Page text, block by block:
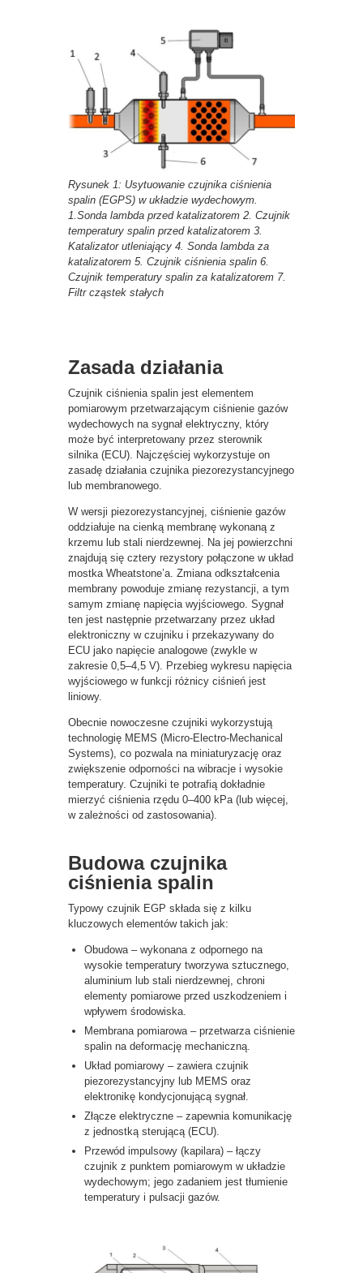
Rysunek 1: Usytuowanie czujnika ciśnienia
spalin (EGPS) w układzie wydechowym.
1.Sonda lambda przed katalizatorem 2. Czujnik
temperatury spalin przed katalizatorem 3.
Katalizator utleniający 4. Sonda lambda za
katalizatorem 5. Czujnik ciśnienia spalin 6.
Czujnik temperatury spalin za katalizatorem 7.
Filtr cząstek stałych
Zasada działania
Czujnik ciśnienia spalin jest elementem
pomiarowym przetwarzającym ciśnienie gazów
wydechowych na sygnał elektryczny, który
może być interpretowany przez sterownik
silnika (ECU). Najczęściej wykorzystuje on
zasadę działania czujnika piezorezystancyjnego
lub membranowego.
W wersji piezorezystancyjnej, ciśnienie gazów
oddziałuje na cienką membranę wykonaną z
krzemu lub stali nierdzewnej. Na jej powierzchni
znajdują się cztery rezystory połączone w układ
mostka Wheatstone’a. Zmiana odkształcenia
membrany powoduje zmianę rezystancji, a tym
samym zmianę napięcia wyjściowego. Sygnał
ten jest następnie przetwarzany przez układ
elektroniczny w czujniku i przekazywany do
ECU jako napięcie analogowe (zwykle w
zakresie 0,5–4,5 V). Przebieg wykresu napięcia
wyjściowego w funkcji różnicy ciśnień jest
liniowy.
Obecnie nowoczesne czujniki wykorzystują
technologię MEMS (Micro-Electro-Mechanical
Systems), co pozwala na miniaturyzację oraz
zwiększenie odporności na wibracje i wysokie
temperatury. Czujniki te potrafią dokładnie
mierzyć ciśnienia rzędu 0–400 kPa (lub więcej,
w zależności od zastosowania).
Budowa czujnika
ciśnienia spalin
Typowy czujnik EGP składa się z kilku
kluczowych elementów takich jak:
Obudowa – wykonana z odpornego na
wysokie temperatury tworzywa sztucznego,
aluminium lub stali nierdzewnej, chroni
elementy pomiarowe przed uszkodzeniem i
wpływem środowiska.
Membrana pomiarowa – przetwarza ciśnienie
spalin na deformację mechaniczną.
Układ pomiarowy – zawiera czujnik
piezorezystancyjny lub MEMS oraz
elektronikę kondycjonującą sygnał.
Złącze elektryczne – zapewnia komunikację
z jednostką sterującą (ECU).
Przewód impulsowy (kapilara) – łączy
czujnik z punktem pomiarowym w układzie
wydechowym; jego zadaniem jest tłumienie
temperatury i pulsacji gazów.